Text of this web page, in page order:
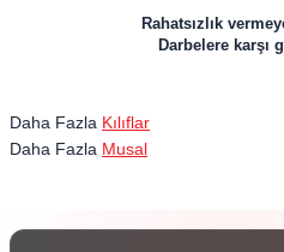
Rahatsızlık
Darbelere karşı
Daha Fazla Kılıflar
Daha Fazla Musal